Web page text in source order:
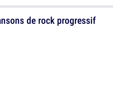
de rock progressif